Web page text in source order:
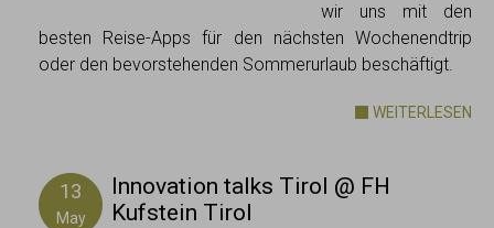
wir uns mit den
besten Reise-Apps für den nächsten Wochenendtrip
oder den bevorstehenden Sommerurlaub beschäftigt.
WEITERLESEN
13
May
Innovation talks Tirol @ FH
Kufstein Tirol